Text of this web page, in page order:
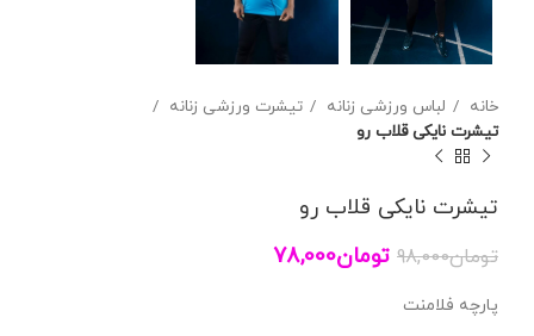
خانه لباس ورزشی زنانه
تیشرت ورزشی زنانه
تیشرت نایکی قلاب رو
تیشرت نایکی قلاب رو
تومان98,000 تومان78,000
پارچه فلامنت